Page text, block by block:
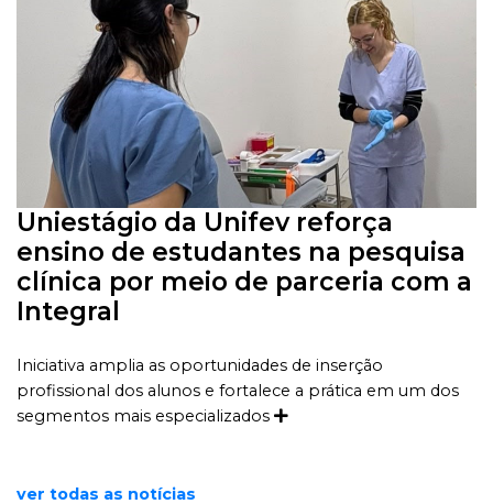
Uniestágio da Unifev reforça
ensino de estudantes na pesquisa
clínica por meio de parceria com a
Integral
Iniciativa amplia as oportunidades de inserção
profissional dos alunos e fortalece a prática em um dos
segmentos mais especializados
ver todas as notícias